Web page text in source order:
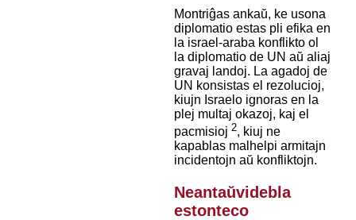
Montriĝas ankaŭ, ke usona
diplomatio estas pli efika en
la israel-araba konflikto ol
la diplomatio de UN aŭ aliaj
gravaj landoj. La agadoj de
UN konsistas el rezolucioj,
kiujn Israelo ignoras en la
plej multaj okazoj, kaj el
pacmisioj 2, kiuj ne
kapablas malhelpi armitajn
incidentojn aŭ konfliktojn.
Neantaŭvidebla
estonteco